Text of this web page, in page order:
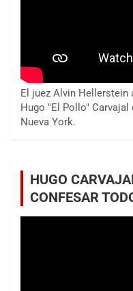
El juez Alvin Hellerstein
Hugo "El Pollo"
Nueva York.
HUGO
CONFESAR